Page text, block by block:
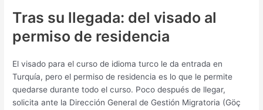
Tras su llegada: del visado al
permiso de residencia
El visado para el curso de idioma turco le da entrada en
Turquía, pero el permiso de residencia es lo que le permite
quedarse durante todo el curso. Poco después de llegar,
solicita ante la Dirección General de Gestión Migratoria (Göç